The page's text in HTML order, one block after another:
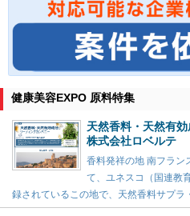
健康美容EXPO 原料特集
天然香料・天然有
株式会社ロベルテ
香料発祥の地 南フラン
て、ユネスコ（国連教
録されているこの地で、天然香料サプラ